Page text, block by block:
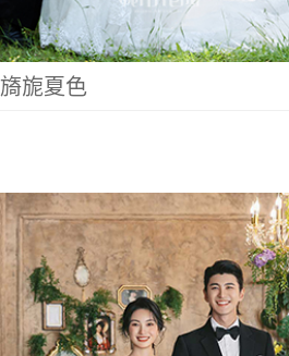
旖旎夏色